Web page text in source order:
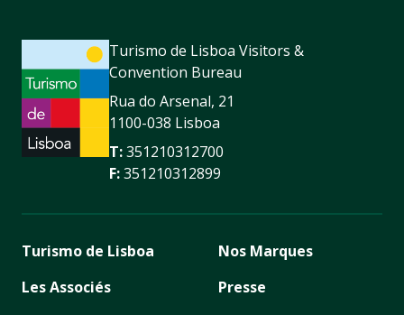
Turismo de Lisboa Visitors &
Convention Bureau
Rua do Arsenal, 21
1100-038 Lisboa
T:351210312700
F:351210312899
Turismo de Lisboa
Les Associés
Nos Marques
Presse